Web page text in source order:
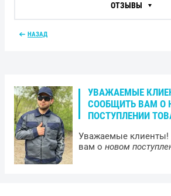
УВАЖАЕМЫЕ
СООБЩИТЬ ВАМ О
ПОСТУПЛЕНИИ
Уважаемые
вам о новом
ОТЗЫВЫ
НАЗАД